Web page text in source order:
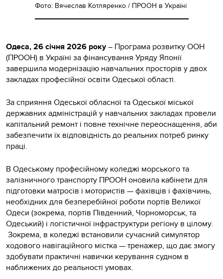
Фото: Вячеслав Котляренко / ПРООН в Україні
Одеса, 26 січня 2026 року– Програма розвитку ООН
(ПРООН) в Україні за фінансування Уряду Японії
завершила модернізацію навчальних просторів у двох
закладах професійної освіти Одеської області.
За сприяння Одеської обласної та Одеської міської
державних адміністрацій у навчальних закладах провели
капітальний ремонт і повне технічне переоснащення, аби
забезпечити їх відповідність до реальних потреб ринку
праці.
В Одеському професійному коледжі морського та
залізничного транспорту ПРООН оновила кабінети для
підготовки матросів і мотористів — фахівців і фахівчинь,
необхідних для безперебійної роботи портів Великої
Одеси (зокрема, портів Південний, Чорноморськ, та
Одеський) і логістичної інфраструктури регіону в цілому.
Зокрема, в коледжі встановили сучасний симулятор
ходового навігаційного містка — тренажер, що дає змогу
здобувати практичні навички керування судном в
наближених до реальності умовах.